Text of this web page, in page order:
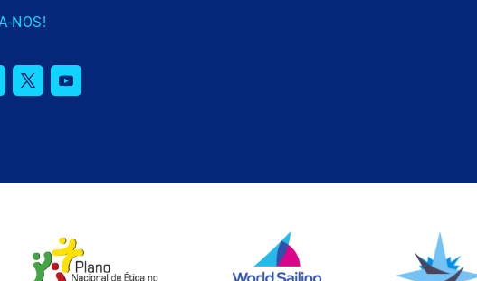
NOS!